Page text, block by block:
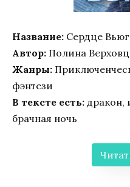
Название: Сердце
Автор: Полина
Жанры:
фэнтези
В тексте есть: дракон,
брачная ночь